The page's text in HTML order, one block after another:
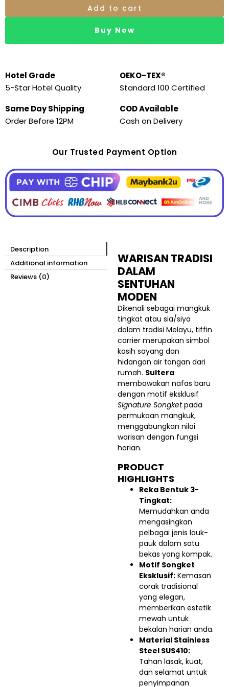
Add to cart
Buy Now
Hotel Grade
5-Star Hotel Quality
OEKO-TEX®
Standard 100 Certified
Same Day Shipping
Order Before 12PM
COD Available
Cash on Delivery
Our Trusted Payment Option
Description
Additional information
Reviews (0)
WARISAN TRADISI
DALAM
SENTUHAN
MODEN
Dikenali sebagai mangkuk
tingkat atau sia/siya
dalam tradisi Melayu, tiffin
carrier merupakan simbol
kasih sayang dan
hidangan air tangan dari
rumah. Sultera
membawakan nafas baru
dengan motif eksklusif
Signature Songketpada
permukaan mangkuk,
menggabungkan nilai
warisan dengan fungsi
harian.
PRODUCT
HIGHLIGHTS
Reka Bentuk 3-
Tingkat:
Memudahkan anda
mengasingkan
pelbagai jenis lauk-
pauk dalam satu
bekas yang kompak.
Motif Songket
Eksklusif: Kemasan
corak tradisional
yang elegan,
memberikan estetik
mewah untuk
bekalan harian anda.
Material Stainless
Steel SUS410:
Tahan lasak, kuat,
dan selamat untuk
penyimpanan